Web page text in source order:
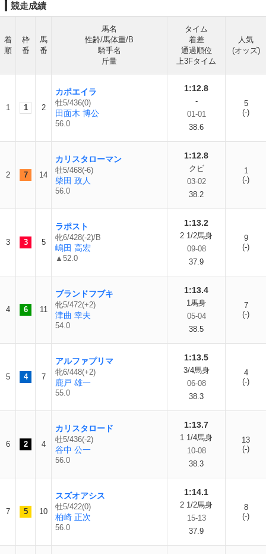
競走成績
着
順
枠
番
馬
番
馬名
性齢/馬体重/B
騎手名
斤量
タイム
着差
通過順位
上3Fタイム
人気
(オッズ)
1 1 2
カポエイラ
牡5/436(0)
田面木 博公
56.0
1:12.8
-
01-01
38.6
5
(-)
2 7 14
カリスタローマン
牡5/468(-6)
柴田 政人
56.0
1:12.8
クビ
03-02
38.2
1
(-)
3 3 5
ラポスト
牝6/428(-2)/B
嶋田 高宏
▲52.0
1:13.2
2 1/2馬身
09-08
37.9
9
(-)
4 6 11
ブランドフブキ
牝5/472(+2)
津曲 幸夫
54.0
1:13.4
1馬身
05-04
38.5
7
(-)
5 4 7
アルファプリマ
牝6/448(+2)
鹿戸 雄一
55.0
1:13.5
3/4馬身
06-08
38.3
4
(-)
6 2 4
カリスタロード
牡5/436(-2)
谷中 公一
56.0
1:13.7
1 1/4馬身
10-08
38.3
13
(-)
7 5 10
スズオアシス
牡5/422(0)
柏崎 正次
56.0
1:14.1
2 1/2馬身
15-13
37.9
8
(-)